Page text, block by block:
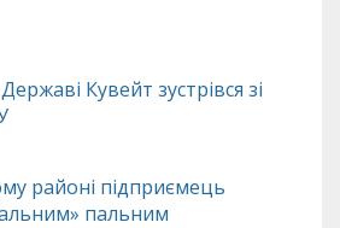
Кувейт зустрівся зі
районі підприємець
пальним